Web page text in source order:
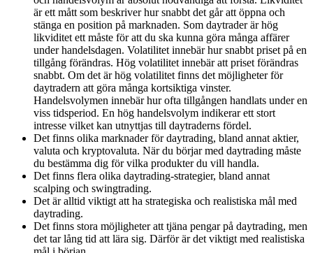
är ett mått som beskriver hur snabbt det går att öppna och
stänga en position på marknaden. Som daytrader är hög
likviditet ett måste för att du ska kunna göra många affärer
under handelsdagen. Volatilitet innebär hur snabbt priset på en
tillgång förändras. Hög volatilitet innebär att priset förändras
snabbt. Om det är hög volatilitet finns det möjligheter för
daytradern att göra många kortsiktiga vinster.
Handelsvolymen innebär hur ofta tillgången handlats under en
viss tidsperiod. En hög handelsvolym indikerar ett stort
intresse vilket kan utnyttjas till daytraderns fördel.
Det finns olika marknader för daytrading, bland annat aktier,
valuta och kryptovaluta. När du börjar med daytrading måste
du bestämma dig för vilka produkter du vill handla.
Det finns flera olika daytrading-strategier, bland annat
scalping och swingtrading.
Det är alltid viktigt att ha strategiska och realistiska mål med
daytrading.
Det finns stora möjligheter att tjäna pengar på daytrading, men
det tar lång tid att lära sig. Därför är det viktigt med realistiska